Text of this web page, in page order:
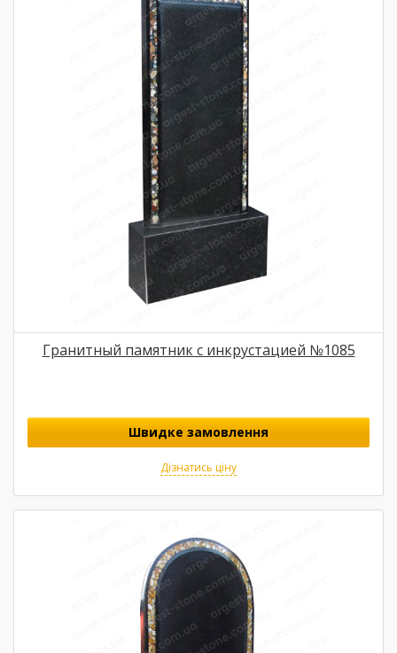
Гранитный памятник с инкрустацией №1085
Швидке замовлення
Дізнатись ціну